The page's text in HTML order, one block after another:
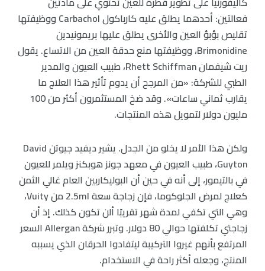
فعالتين: أحدهما يطلق عليه كارباكول Carbachol ووظيفتها
تقليص بؤبؤ العين والأخرى يطلق عليها بريمونيدين
Brimonidine، ووظيفتها منع حدقة العين من الاتساع. يقول
ريت شيفمان Rhett Schiffman، طبيب العيون والمدير
الطبي للشركة: «من المرجح أن يدوم تأثير هذا العلاج ما
يقارب ثماني ساعات». وقد ضخ المستثمرون أكثر من 100
مليون دولار لتمويل هذه المنتجات.
ولكن هذا الأمر لا يخلو من الجدل. يشير ديفيد جيوتن David
Guyton، طبيب العيون في معهد جونز هوبكنز ويلمر للعيون
في بالتيمور، إلى أنه في حين أن البوليكاربين العام غالي الثمن
كعلاج لمرض الجلوكوما، فإن زجاجة سعة 2.5ml من Vuity،
وهي التي تكفي لمدة شهر تقريبًا ألن تكون كذلك. إذ أن
زجاجتي تكلفتها حوالي 80 دولار. وتبرر شركة Allergan السعر
المرتفع بأنهم غيروا التركيبة ليتفادوا الحرقان الذي يسببه
المنتج، وجعله أكثر راحة في الاستخدام.